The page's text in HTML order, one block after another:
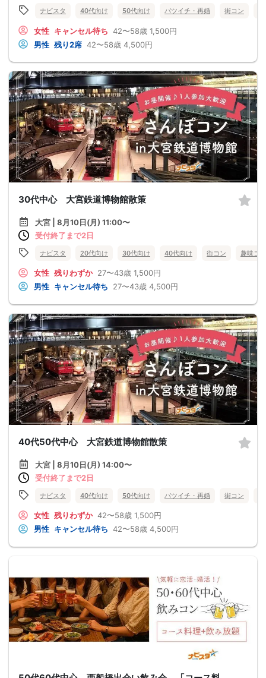
ナビスタ 40代向け 50代向け バツイチ・再婚 街コン
女性 キャンセル待ち 42〜58歳 1,500円
男性 残り2席 42〜58歳 4,500円
30代中心 大宮鉄道博物館散策
大宮 | 8月10日(月) 11:00〜
受付終了まで2日
ナビスタ 20代向け 30代向け 40代向け 街コン 趣味コン
女性 残りわずか 27〜43歳 1,500円
男性 キャンセル待ち 27〜43歳 4,500円
40代50代中心 大宮鉄道博物館散策
大宮 | 8月10日(月) 14:00〜
受付終了まで2日
ナビスタ 40代向け 50代向け バツイチ・再婚 街コン
女性 残りわずか 42〜58歳 1,500円
男性 キャンセル待ち 42〜58歳 4,500円